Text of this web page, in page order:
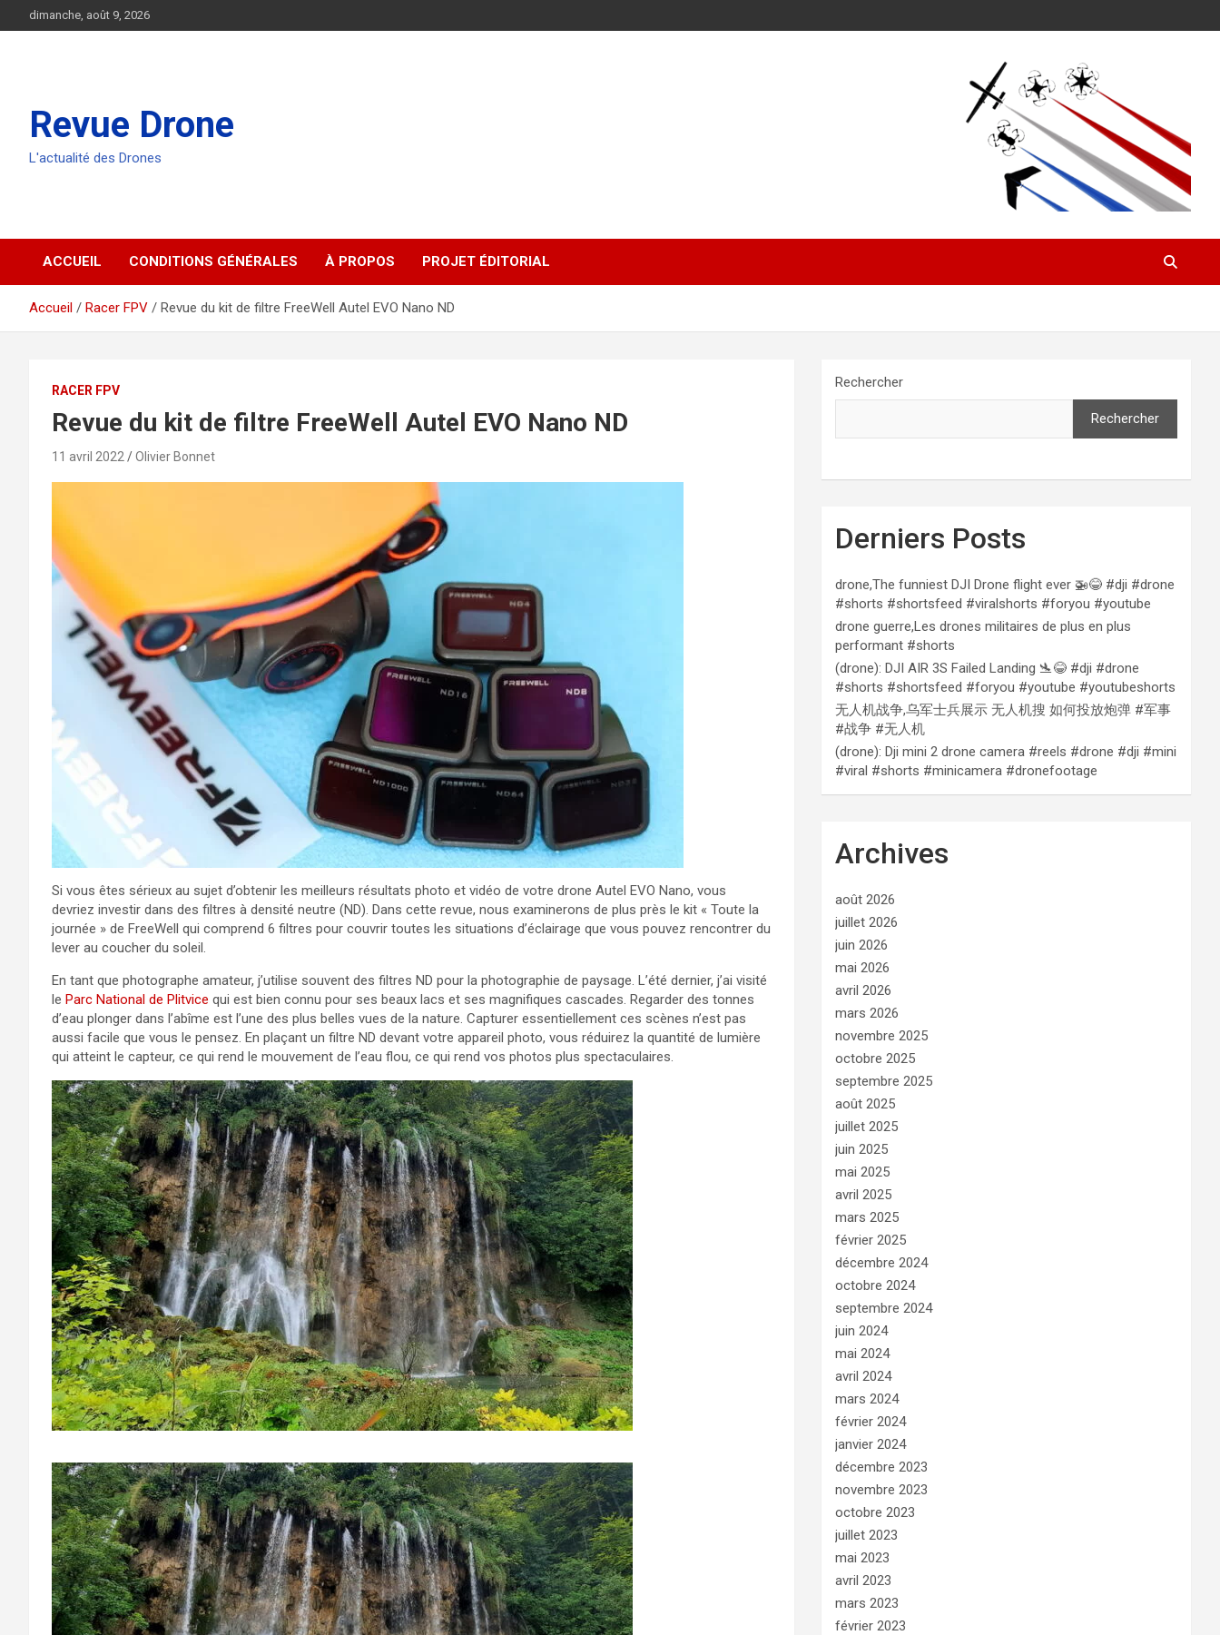
au
dimanche, août 9, 2026
Revue Drone
L'actualité des Drones
ACCUEIL CONDITIONS GÉNÉRALES À PROPOS PROJET ÉDITORIAL
Accueil Racer FPV Revue du kit de filtre FreeWell Autel EVO Nano ND
RACER FPV
Revue du kit de filtre FreeWell Autel EVO Nano ND
11 avril 2022 Olivier Bonnet
Si vous êtes sérieux au sujet d’obtenir les meilleurs résultats photo et vidéo de votre drone Autel EVO Nano, vous
devriez investir dans des filtres à densité neutre (ND). Dans cette revue, nous examinerons de plus près le kit « Toute la
journée » de FreeWell qui comprend 6 filtres pour couvrir toutes les situations d’éclairage que vous pouvez rencontrer du
lever au coucher du soleil.
En tant que photographe amateur, j’utilise souvent des filtres ND pour la photographie de paysage. L’été dernier, j’ai visité
le Parc National de Plitvice qui est bien connu pour ses beaux lacs et ses magnifiques cascades. Regarder des tonnes
d’eau plonger dans l’abîme est l’une des plus belles vues de la nature. Capturer essentiellement ces scènes n’est pas
aussi facile que vous le pensez. En plaçant un filtre ND devant votre appareil photo, vous réduirez la quantité de lumière
qui atteint le capteur, ce qui rend le mouvement de l’eau flou, ce qui rend vos photos plus spectaculaires.
Rechercher
Rechercher
Derniers Posts
drone,The funniest DJI Drone flight ever 🚁😂 #dji #drone
#shorts #shortsfeed #viralshorts #foryou #youtube
drone guerre,Les drones militaires de plus en plus
performant #shorts
(drone): DJI AIR 3S Failed Landing 🛬😂 #dji #drone
#shorts #shortsfeed #foryou #youtube #youtubeshorts
无人机战争,乌军士兵展示 无人机搜 如何投放炮弹 #军事
#战争 #无人机
(drone): Dji mini 2 drone camera #reels #drone #dji #mini
#viral #shorts #minicamera #dronefootage
Archives
août 2026
juillet 2026
juin 2026
mai 2026
avril 2026
mars 2026
novembre 2025
octobre 2025
septembre 2025
août 2025
juillet 2025
juin 2025
mai 2025
avril 2025
mars 2025
février 2025
décembre 2024
octobre 2024
septembre 2024
juin 2024
mai 2024
avril 2024
mars 2024
février 2024
janvier 2024
décembre 2023
novembre 2023
octobre 2023
juillet 2023
mai 2023
avril 2023
mars 2023
février 2023